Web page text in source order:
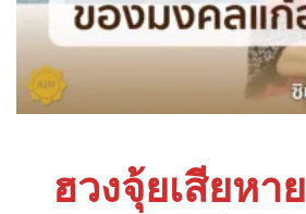
ฮวงจุ้ยเสียหาย